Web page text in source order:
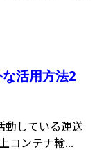
活用方法2
動している運送
コンテナ輸...